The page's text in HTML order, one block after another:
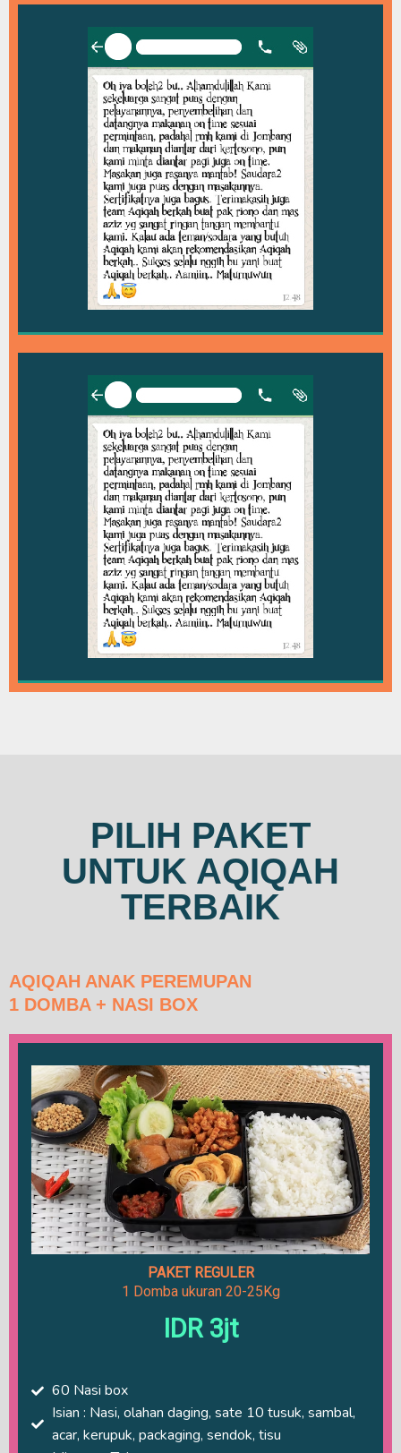
PILIH PAKET
UNTUK AQIQAH
TERBAIK
AQIQAH ANAK PEREMUPAN
1 DOMBA + NASI BOX
PAKET REGULER
1 Domba ukuran 20-25Kg
IDR 3jt
60 Nasi box
Isian : Nasi, olahan daging, sate 10 tusuk, sambal,
acar, kerupuk, packaging, sendok, tisu